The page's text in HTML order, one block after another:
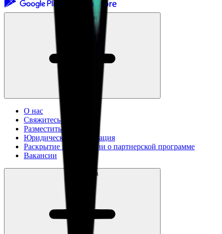
Компания
О нас
Свяжитесь с нами
Разместить рекламу
Юридическая информация
Раскрытие информации о партнерской программе
Вакансии
Аналитика